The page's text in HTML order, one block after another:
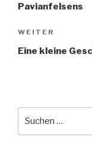
Pavianfelsens
Nächster
Beitrag
WEITER
Eine kleine